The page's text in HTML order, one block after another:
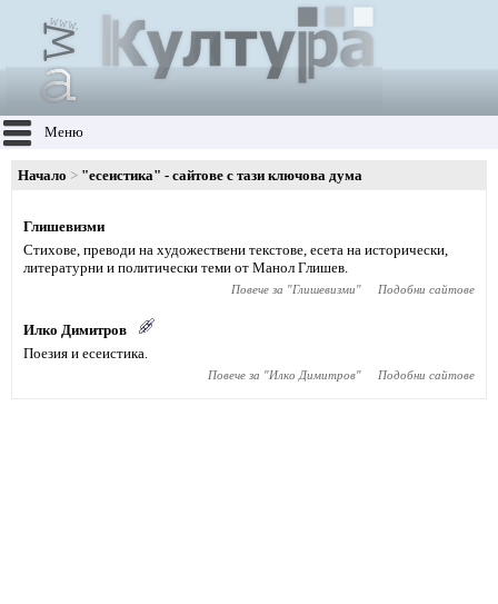
Меню
Начало "есеистика" - сайтове с тази ключова дума
Глишевизми
Стихове, преводи на художествени текстове, есета на исторически,
литературни и политически теми от Манол Глишев.
Повече за "Глишевизми" Подобни сайтове
Илко Димитров
Поезия и есеистика.
Повече за "Илко Димитров" Подобни сайтове